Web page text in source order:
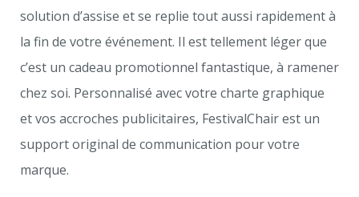
solution d’assise et se replie tout aussi rapidement à
la fin de votre événement. Il est tellement léger que
c’est un cadeau promotionnel fantastique, à ramener
chez soi. Personnalisé avec votre charte graphique
et vos accroches publicitaires, FestivalChair est un
support original de communication pour votre
marque.